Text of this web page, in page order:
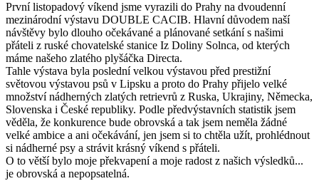
První listopadový víkend jsme vyrazili do Prahy na dvoudenní
mezinárodní výstavu DOUBLE CACIB. Hlavní důvodem naší
návštěvy bylo dlouho očekávané a plánované setkání s našimi
přáteli z ruské chovatelské stanice Iz Doliny Solnca, od kterých
máme našeho zlatého plyšáčka Directa.
Tahle výstava byla poslední velkou výstavou před prestižní
světovou výstavou psů v Lipsku a proto do Prahy přijelo velké
množství nádherných zlatých retrievrů z Ruska, Ukrajiny, Německa,
Slovenska i České republiky. Podle předvýstavních statistik jsem
věděla, že konkurence bude obrovská a tak jsem neměla žádné
velké ambice a ani očekávání, jen jsem si to chtěla užít, prohlédnout
si nádherné psy a strávit krásný víkend s přáteli.
O to větší bylo moje překvapení a moje radost z našich výsledků...
je obrovská a nepopsatelná.